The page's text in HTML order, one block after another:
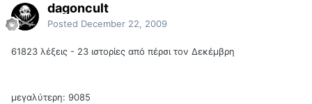
dagoncult
Posted December 22, 2009
61823 λέξεις - 23 ιστορίες από πέρσι τον Δεκέμβρη
μεγαλύτερη: 9085